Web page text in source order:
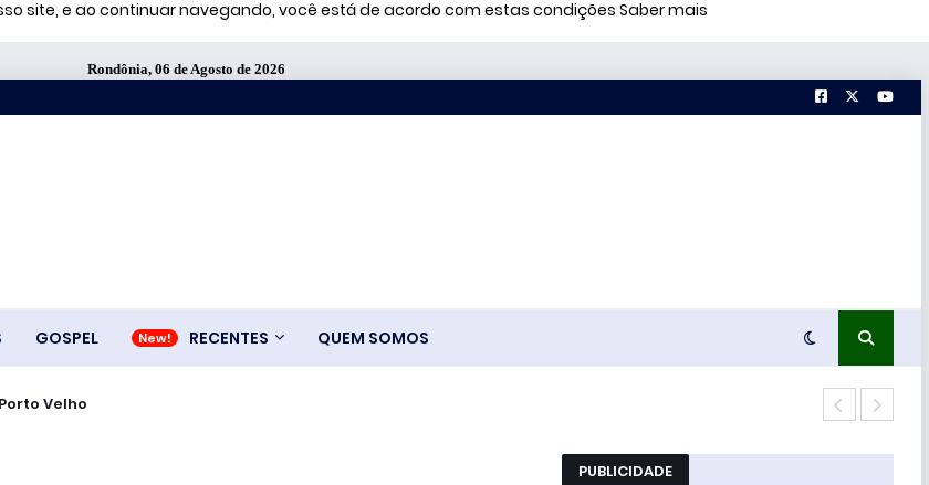
site, e ao continuar navegando, você está de acordo com estas condições Saber mais
Rondônia, 06 de Agosto de 2026
GOSPEL RECENTES QUEM SOMOS
Porto Velho
anunciam bets, diz estudo
PUBLICIDADE